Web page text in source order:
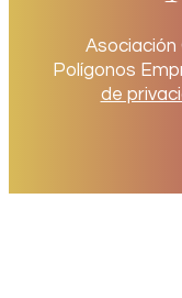
Asociación
Polígonos
de